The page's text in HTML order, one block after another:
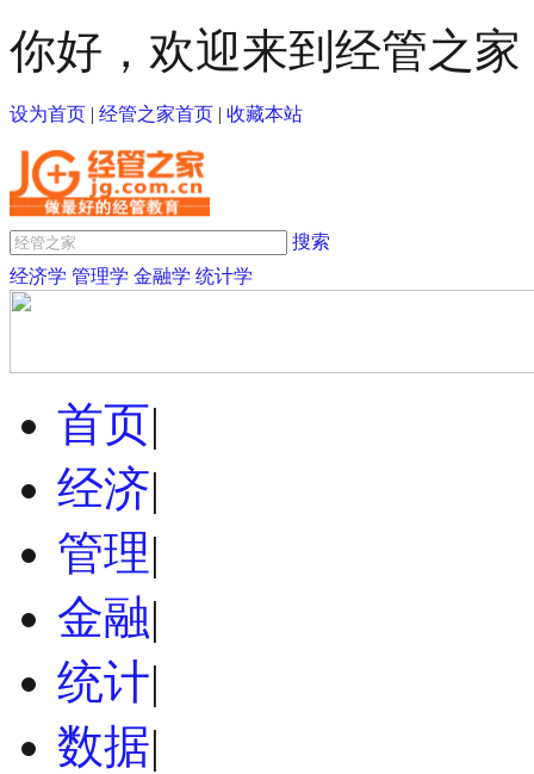
你好，欢迎来到经管之家
设为首页 | 经管之家首页 | 收藏本站
搜索
经济学 管理学 金融学 统计学
首页|
经济|
管理|
金融|
统计|
数据|